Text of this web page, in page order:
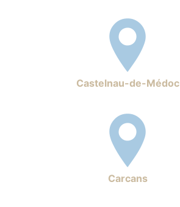
Castelnau-de-Médoc
Carcans